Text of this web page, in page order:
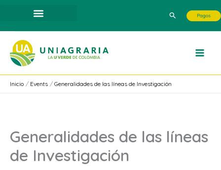
contenido
Buscar Pagos
Inicio Events Generalidades de las líneas de Investigación
Generalidades de las líneas
de Investigación